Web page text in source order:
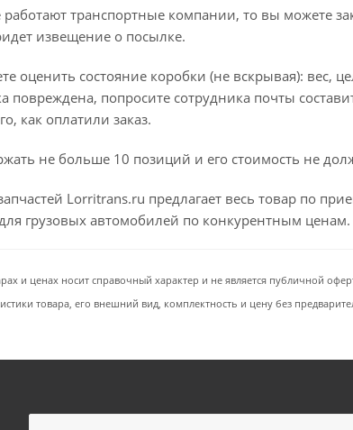
транспортные компании, то вы можете
извещение о посылке.
оценить состояние коробки (не вскрывая): вес,
повреждена, попросите сотрудника почты
как оплатили заказ.
не больше 10 позиций и его стоимость не
Lorritrans.ru предлагает весь товар по
грузовых автомобилей по конкурентным ценам.
и ценах носит справочный характер и не является публичной
товара, его внешний вид, комплектность и цену без